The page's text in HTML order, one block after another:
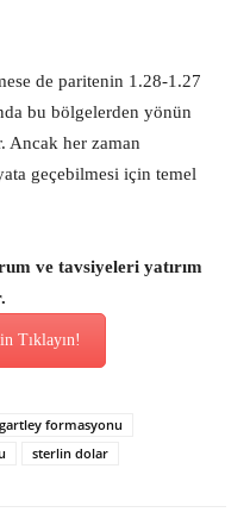
de paritenin 1.28-1.27
bu bölgelerden yönün
Ancak her zaman
geçebilmesi için temel
ve tavsiyeleri yatırım
Tıklayın!
gartley formasyonu
sterlin dolar